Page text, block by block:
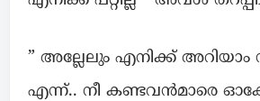
” അല്ലേലും എനിക്ക് അറിയാം
എന്ന്.. നീ കണ്ടവൻമാരെ